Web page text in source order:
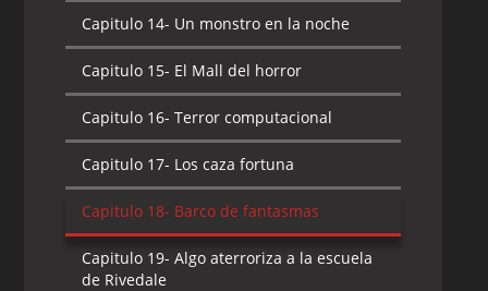
Capitulo 14- Un monstro en la noche
Capitulo 15- El Mall del horror
Capitulo 16- Terror computacional
Capitulo 17- Los caza fortuna
Capitulo 18- Barco de fantasmas
Capitulo 19- Algo aterroriza a la escuela
de Rivedale